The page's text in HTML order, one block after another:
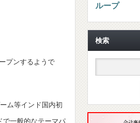
プンするようで
ム等インド国内初
で一般的なテーマパ
ループ
検索